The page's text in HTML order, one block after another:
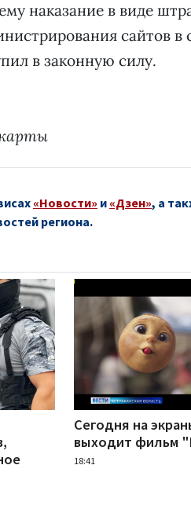
наказание в виде
сайтов в
в законную силу.
«Новости» и «Дзен», а
региона.
Сегодня на
выходит фильм
18:41